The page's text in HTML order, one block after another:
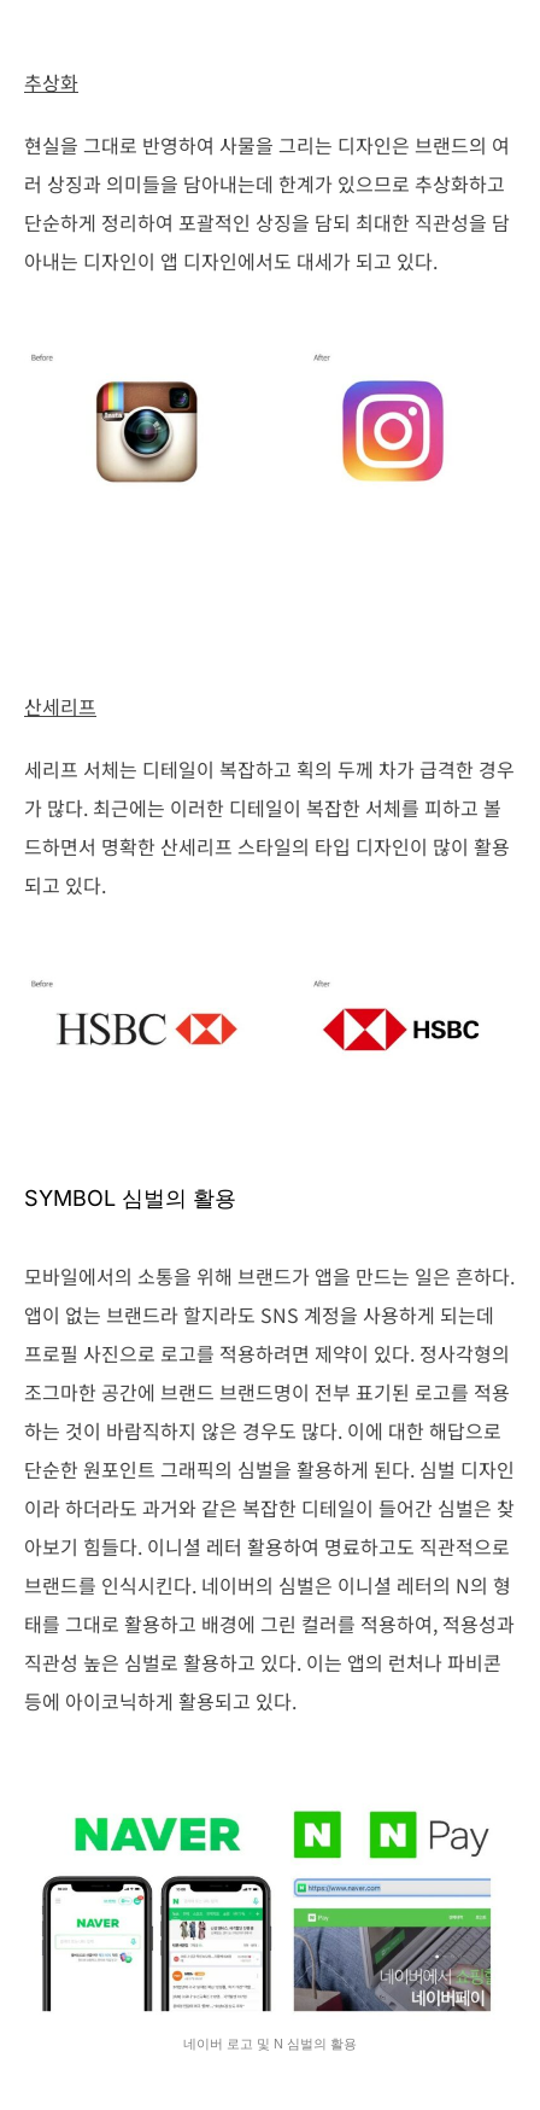
추상화
현실을 그대로 반영하여 사물을 그리는 디자인은 브랜드의 여
러 상징과 의미들을 담아내는데 한계가 있으므로 추상화하고
단순하게 정리하여 포괄적인 상징을 담되 최대한 직관성을 담
아내는 디자인이 앱 디자인에서도 대세가 되고 있다.
산세리프
세리프 서체는 디테일이 복잡하고 획의 두께 차가 급격한 경우
가 많다. 최근에는 이러한 디테일이 복잡한 서체를 피하고 볼
드하면서 명확한 산세리프 스타일의 타입 디자인이 많이 활용
되고 있다.
SYMBOL 심벌의 활용
모바일에서의 소통을 위해 브랜드가 앱을 만드는 일은 흔하다.
앱이 없는 브랜드라 할지라도 SNS 계정을 사용하게 되는데
프로필 사진으로 로고를 적용하려면 제약이 있다. 정사각형의
조그마한 공간에 브랜드 브랜드명이 전부 표기된 로고를 적용
하는 것이 바람직하지 않은 경우도 많다. 이에 대한 해답으로
단순한 원포인트 그래픽의 심벌을 활용하게 된다. 심벌 디자인
이라 하더라도 과거와 같은 복잡한 디테일이 들어간 심벌은 찾
아보기 힘들다. 이니셜 레터 활용하여 명료하고도 직관적으로
브랜드를 인식시킨다. 네이버의 심벌은 이니셜 레터의 N의 형
태를 그대로 활용하고 배경에 그린 컬러를 적용하여, 적용성과
직관성 높은 심벌로 활용하고 있다. 이는 앱의 런처나 파비콘
등에 아이코닉하게 활용되고 있다.
네이버 로고 및 N 심벌의 활용